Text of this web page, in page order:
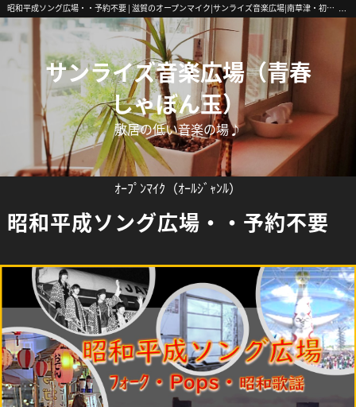
昭和平成ソング広場・・予約不要 | 滋賀のオープンマイク|サンライズ音楽広場|南草津・初心者歓迎
サンライズ音楽広場（青春
しゃぼん玉）
敷居の低い音楽の場♪
ｵｰﾌﾟﾝﾏｲｸ（ｵｰﾙｼﾞｬﾝﾙ）
昭和平成ソング広場・・予約不要